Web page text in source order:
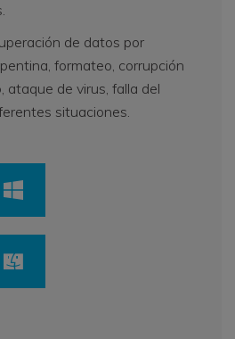
de datos por
formateo, corrupción
ataque de virus, falla del
situaciones.